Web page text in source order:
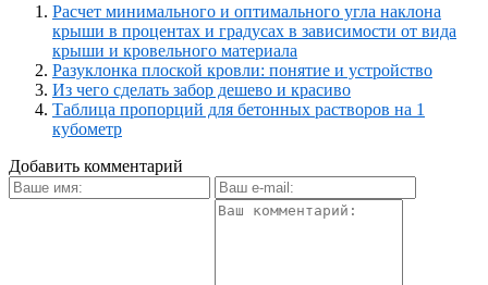
Расчет минимального и оптимального угла наклона
крыши в процентах и градусах в зависимости от вида
крыши и кровельного материала
Разуклонка плоской кровли: понятие и устройство
Из чего сделать забор дешево и красиво
Таблица пропорций для бетонных растворов на 1
кубометр
Добавить комментарий